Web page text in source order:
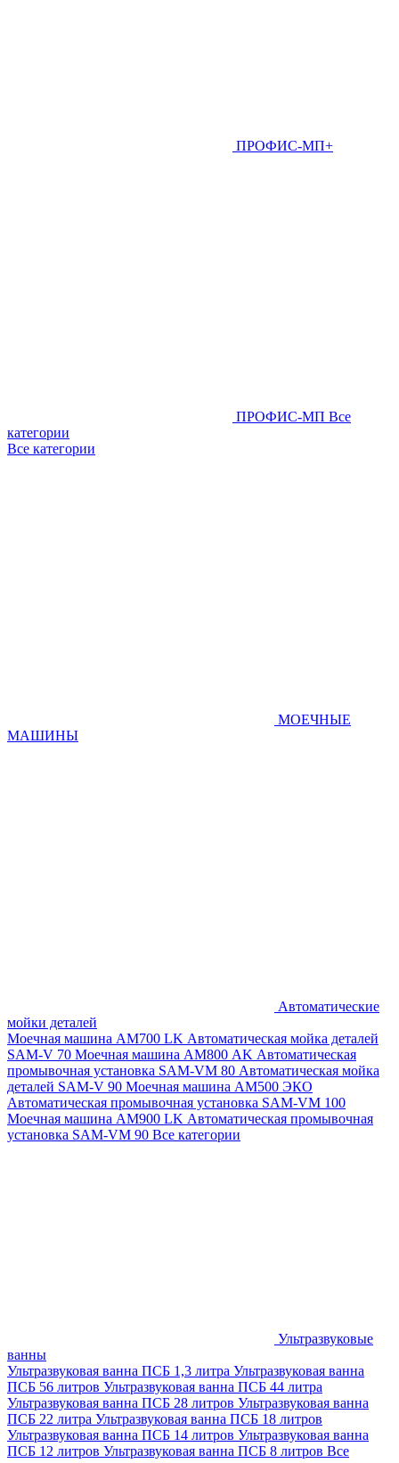
ПРОФИС-МП+
ПРОФИС-МП Все
категории
Все категории
МОЕЧНЫЕ
МАШИНЫ
Автоматические
мойки деталей
Моечная машина AM700 LK Автоматическая мойка деталей
SAM-V 70 Моечная машина АМ800 AK Автоматическая
промывочная установка SAM-VM 80 Автоматическая мойка
деталей SAM-V 90 Моечная машина АМ500 ЭКО
Автоматическая промывочная установка SAM-VM 100
Моечная машина AM900 LK Автоматическая промывочная
установка SAM-VM 90 Все категории
Ультразвуковые
ванны
Ультразвуковая ванна ПСБ 1,3 литра Ультразвуковая ванна
ПСБ 56 литров Ультразвуковая ванна ПСБ 44 литра
Ультразвуковая ванна ПСБ 28 литров Ультразвуковая ванна
ПСБ 22 литра Ультразвуковая ванна ПСБ 18 литров
Ультразвуковая ванна ПСБ 14 литров Ультразвуковая ванна
ПСБ 12 литров Ультразвуковая ванна ПСБ 8 литров Все